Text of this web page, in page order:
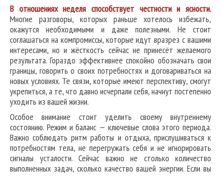
В отношениях неделя способствует честности и ясности.
Многие разговоры, которых раньше хотелось избежать,
окажутся необходимыми и даже полезными. Не стоит
соглашаться на компромиссы, которые идут вразрез с вашими
интересами, но и жёсткость сейчас не принесёт желаемого
результата. Гораздо эффективнее спокойно обозначать свои
границы, говорить о своих потребностях и договариваться на
новых условиях. Те связи, которые имеют перспективу, смогут
укрепиться, а те, что давно исчерпали себя, начнут постепенно
уходить из вашей жизни.
Особое внимание стоит уделить своему внутреннему
состоянию. Режим и баланс — ключевые слова этого периода.
Важно соблюдать ритм работы и отдыха, прислушиваться к
потребностям тела, не перегружать себя и не игнорировать
сигналы усталости. Сейчас важно не столько количество
выполненных задач, сколько качество вашей энергии. Если вы